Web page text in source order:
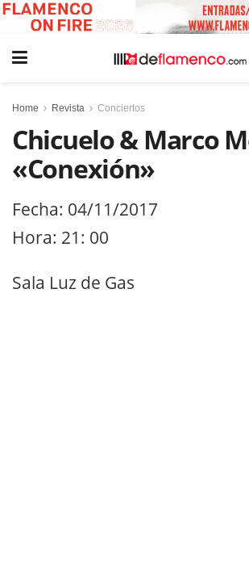
Home Revista Conciertos
Chicuelo & Marco
«Conexión»
Fecha: 04/11/2017
Hora: 21: 00
Sala Luz de Gas